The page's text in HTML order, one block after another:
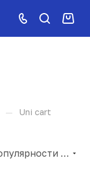
— Uni cart
По популярности (убывание)